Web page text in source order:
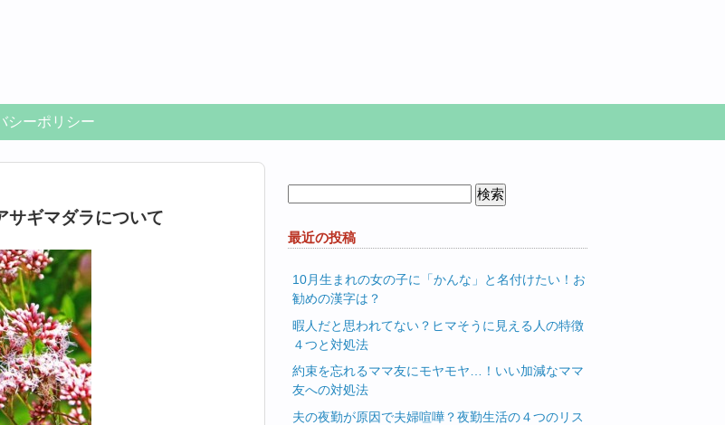
シーポリシー
サギマダラについて
最近の投稿
10月生まれの女の子に「かんな」と名付けたい！お
勧めの漢字は？
暇人だと思われてない？ヒマそうに見える人の特徴
４つと対処法
約束を忘れるママ友にモヤモヤ…！いい加減なママ
友への対処法
夫の夜勤が原因で夫婦喧嘩？夜勤生活の４つのリス